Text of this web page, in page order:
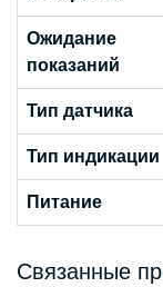
Ожидание
показаний
Тип датчика
Тип индикации
Питание
Связанные